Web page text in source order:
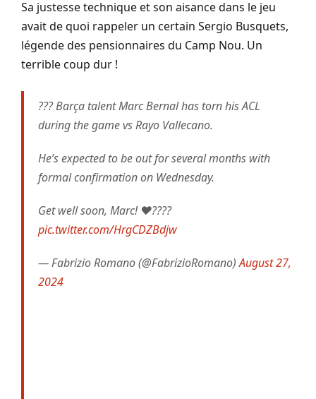
Sa justesse technique et son aisance dans le jeu
avait de quoi rappeler un certain Sergio Busquets,
légende des pensionnaires du Camp Nou. Un
terrible coup dur !
??? Barça talent Marc Bernal has torn his ACL
during the game vs Rayo Vallecano.
He’s expected to be out for several months with
formal confirmation on Wednesday.
Get well soon, Marc! ❤️????
pic.twitter.com/HrgCDZBdjw
— Fabrizio Romano (@FabrizioRomano)August 27,
2024